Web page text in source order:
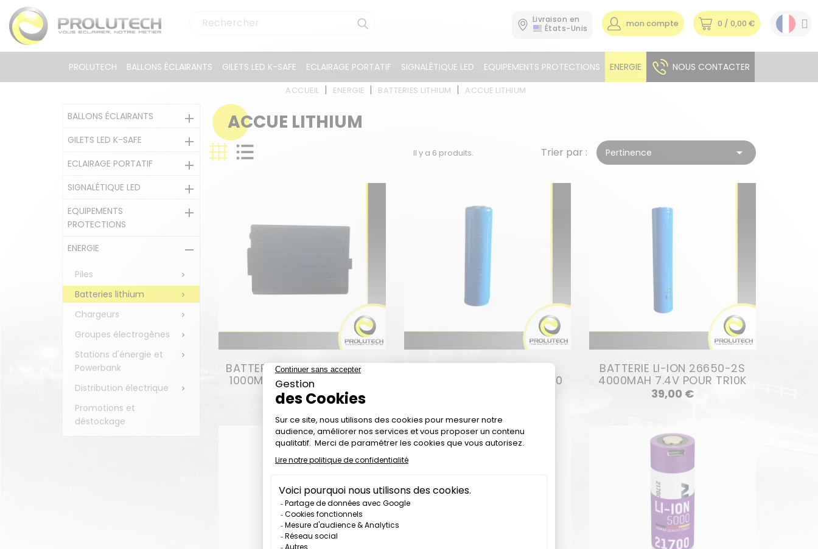
Livraison en
États-Unis
0 / 0,00 €
mon compte
PROLUTECH BALLONS ÉCLAIRANTS GILETS LED K-SAFE ECLAIRAGE PORTATIF SIGNALÉTIQUE LED EQUIPEMENTS PROTECTIONS ENERGIE NOUS CONTACTER
ACCUEIL ENERGIE BATTERIES LITHIUM ACCUE LITHIUM
BALLONS ÉCLAIRANTS 
GILETS LED K-SAFE 
ECLAIRAGE PORTATIF 
SIGNALÉTIQUE LED 
EQUIPEMENTS
PROTECTIONS

ENERGIE 
Piles 
Batteries lithium 
Chargeurs 
Groupes électrogènes 
Stations d'énergie et
Powerbank

Distribution électrique 
Promotions et
déstockage
ACCUE LITHIUM
Il y a 6 produits. Trier par : Pertinence 
BATTERIE LITHIUM POLYMERE
1000MAH FRP500 & FRP510
12,00 €Prix
BATTERIE LI-ION 18650
2000MAH 3.7V POUR TR1100
BATTERIE LI-ION 26650-2S
4000MAH 7.4V POUR TR10K
39,00 €Prix